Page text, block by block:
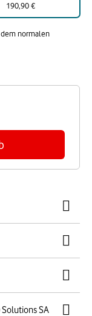
190,90 €
normalen
SA